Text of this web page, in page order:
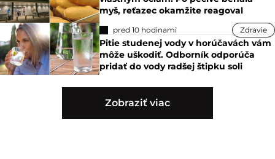
myš, reťazec okamžite reagoval
pred 10 hodinami Zdravie
Pitie studenej vody v horúčavách vám
môže uškodiť. Odborník odporúča
pridať do vody radšej štipku soli
Zobraziť viac